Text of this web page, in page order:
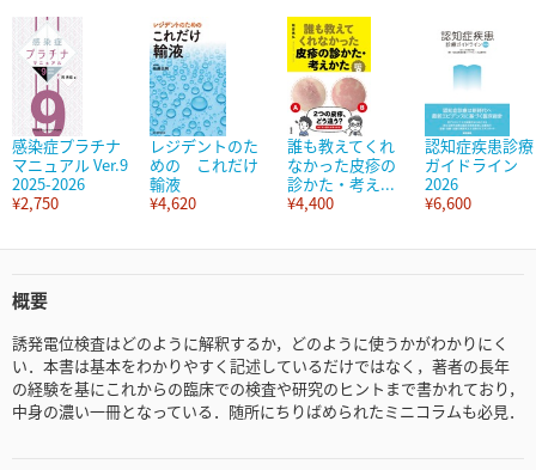
感染症プラチナ
マニュアル Ver.9
2025-2026
¥2,750
レジデントのた
めの これだけ
輸液
¥4,620
誰も教えてくれ
なかった皮疹の
診かた・考え...
¥4,400
認知症疾患診療
ガイドライン
2026
¥6,600
概要
誘発電位検査はどのように解釈するか，どのように使うかがわかりにく
い．本書は基本をわかりやすく記述しているだけではなく，著者の長年
の経験を基にこれからの臨床での検査や研究のヒントまで書かれており，
中身の濃い一冊となっている．随所にちりばめられたミニコラムも必見．